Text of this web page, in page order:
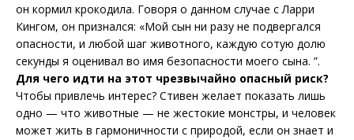
он кормил крокодила. Говоря о данном случае с Ларри
Кингом, он признался: «Мой сын ни разу не подвергался
опасности, и любой шаг животного, каждую сотую долю
секунды я оценивал во имя безопасности моего сына. ”.
Для чего идти на этот чрезвычайно опасный риск?
Чтобы привлечь интерес? Стивен желает показать лишь
одно — что животные — не жестокие монстры, и человек
может жить в гармоничности с природой, если он знает и